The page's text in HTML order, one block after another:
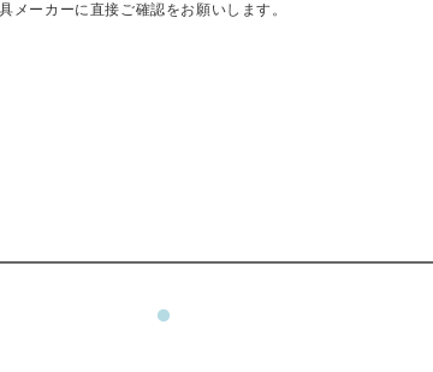
メーカーに直接ご確認をお願いします。